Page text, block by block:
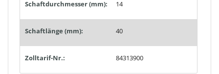
Schaftdurchmesser (mm): 14
Schaftlänge (mm): 40
Zolltarif-Nr.: 84313900